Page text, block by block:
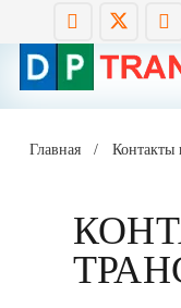
Главная / Контакты